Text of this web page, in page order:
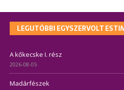
LEGUTÓBBI EGYSZERVOLT
A kőkecske I. rész
2026-08-05
Madárfészek